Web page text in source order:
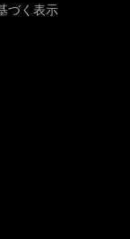
づく表示